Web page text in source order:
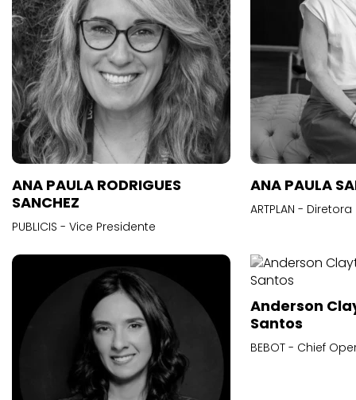
ANA PAULA RODRIGUES
SANCHEZ
PUBLICIS - Vice Presidente
ANA PAULA
ARTPLAN -
Anderson
Santos
BEBOT - Chief